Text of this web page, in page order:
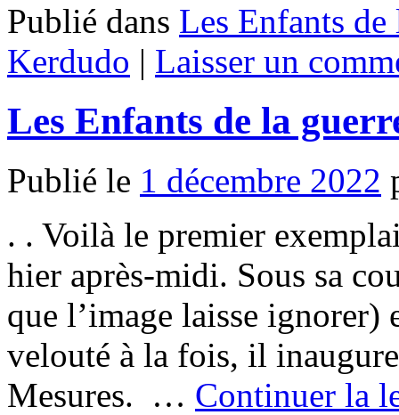
Publié dans Les Enfants de
Kerdudo | Laisser un
Les Enfants de la
Publié le 1 décembre 2022
. . Voilà le premier
hier après-midi. Sous sa
que l’image laisse ignorer)
velouté à la fois, il
Mesures. … Continuer la